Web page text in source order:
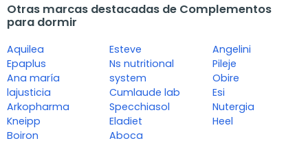
Otras marcas destacadas de Complementos
para dormir
Aquilea
Epaplus
Ana maría
lajusticia
Arkopharma
Kneipp
Boiron
Esteve
Ns nutritional
system
Cumlaude lab
Specchiasol
Eladiet
Aboca
Angelini
Pileje
Obire
Esi
Nutergia
Heel